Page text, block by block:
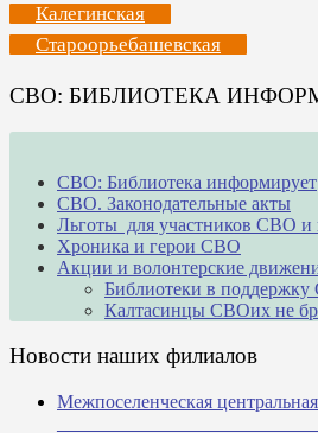
Калегинская
Староорьебашевская
СВО: БИБЛИОТЕКА
СВО: Библиотека информирует
СВО. Законодательные акты
Льготы для участников СВО и
Хроника и герои СВО
Акции и волонтерские
Библиотеки в
Калтасинцы СВОих не
Новости наших филиалов
Межпоселенческая